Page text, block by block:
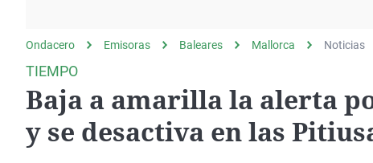
Operación Viuda
Negra
Navarra
Ondacero Emisoras Baleares Mallorca Noticias
TIEMPO
Baja a amarilla la alerta
y se desactiva en las